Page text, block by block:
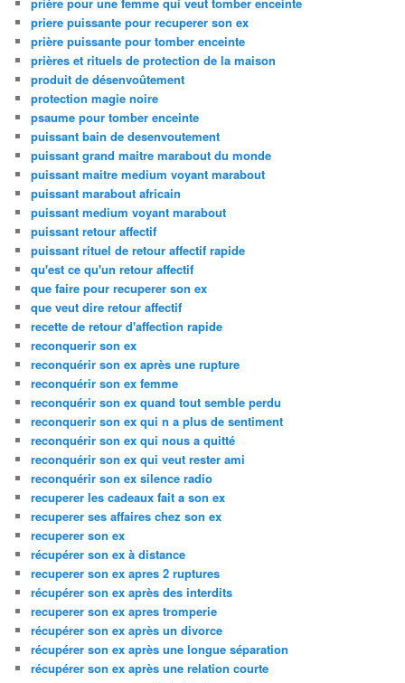
priere puissante pour recuperer son ex
prière puissante pour tomber enceinte
prières et rituels de protection de la maison
produit de désenvoûtement
protection magie noire
psaume pour tomber enceinte
puissant bain de desenvoutement
puissant grand maitre marabout du monde
puissant maitre medium voyant marabout
puissant marabout africain
puissant medium voyant marabout
puissant retour affectif
puissant rituel de retour affectif rapide
qu'est ce qu'un retour affectif
que faire pour recuperer son ex
que veut dire retour affectif
recette de retour d'affection rapide
reconquerir son ex
reconquérir son ex après une rupture
reconquérir son ex femme
reconquérir son ex quand tout semble perdu
reconquerir son ex qui n a plus de sentiment
reconquérir son ex qui nous a quitté
reconquérir son ex qui veut rester ami
reconquérir son ex silence radio
recuperer les cadeaux fait a son ex
recuperer ses affaires chez son ex
recuperer son ex
récupérer son ex à distance
recuperer son ex apres 2 ruptures
récupérer son ex après des interdits
recuperer son ex apres tromperie
récupérer son ex après un divorce
récupérer son ex après une longue séparation
récupérer son ex après une relation courte